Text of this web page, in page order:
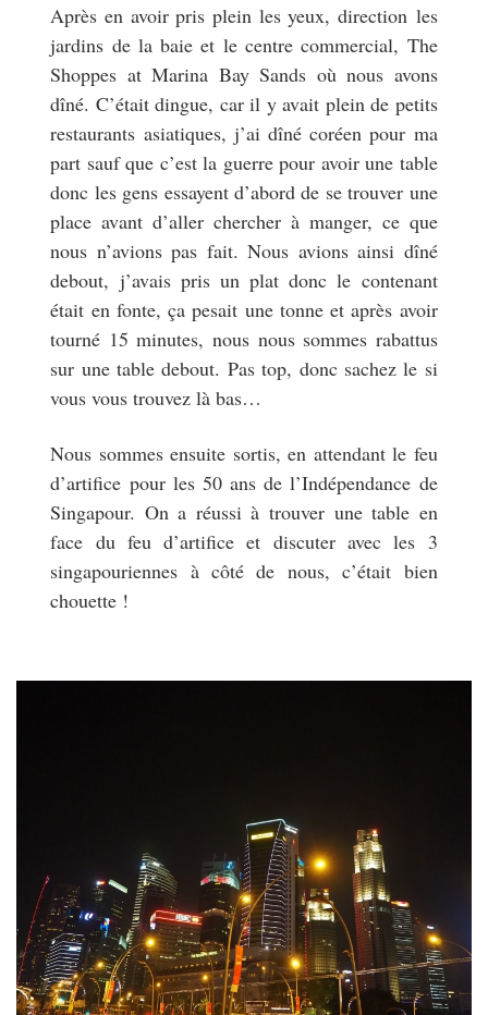
Après en avoir pris plein les yeux, direction les
jardins de la baie et le centre commercial, The
Shoppes at Marina Bay Sands où nous avons
dîné. C’était dingue, car il y avait plein de petits
restaurants asiatiques, j’ai dîné coréen pour ma
part sauf que c’est la guerre pour avoir une table
donc les gens essayent d’abord de se trouver une
place avant d’aller chercher à manger, ce que
nous n’avions pas fait. Nous avions ainsi dîné
debout, j’avais pris un plat donc le contenant
était en fonte, ça pesait une tonne et après avoir
tourné 15 minutes, nous nous sommes rabattus
sur une table debout. Pas top, donc sachez le si
vous vous trouvez là bas…
Nous sommes ensuite sortis, en attendant le feu
d’artifice pour les 50 ans de l’Indépendance de
Singapour. On a réussi à trouver une table en
face du feu d’artifice et discuter avec les 3
singapouriennes à côté de nous, c’était bien
chouette !